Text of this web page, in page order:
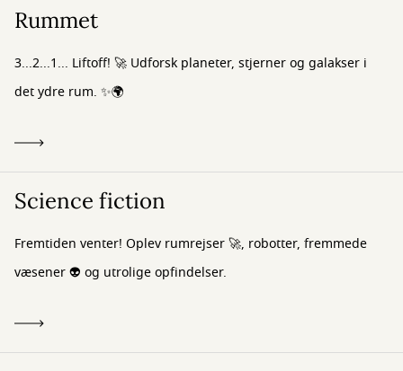
Rummet
3...2...1... Liftoff! 🚀 Udforsk planeter, stjerner og galakser i
det ydre rum. ✨🌍
Science fiction
Fremtiden venter! Oplev rumrejser 🚀, robotter, fremmede
væsener 👽 og utrolige opfindelser.